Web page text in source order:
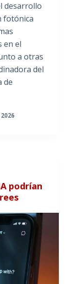
desarrollo
fotónica
en el
a otras
del
de
podrían